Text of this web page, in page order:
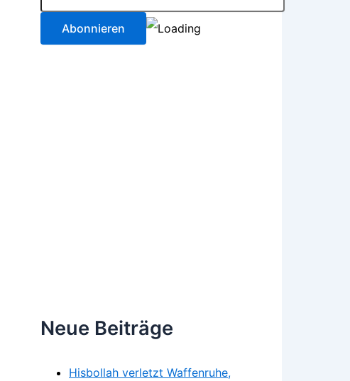
Neue Beiträge
Hisbollah verletzt Waffenruhe,